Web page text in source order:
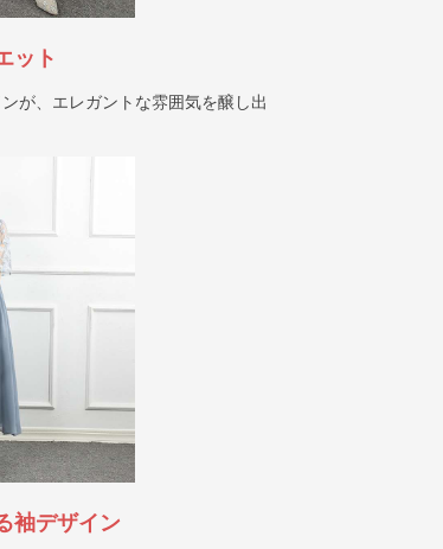
ット
が、エレガントな雰囲気を醸し出
袖デザイン